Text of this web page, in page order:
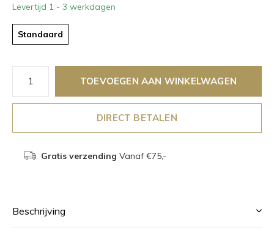
Levertijd 1 - 3 werkdagen
Standaard
TOEVOEGEN AAN WINKELWAGEN
DIRECT BETALEN
Gratis verzending Vanaf €75,-
Beschrijving